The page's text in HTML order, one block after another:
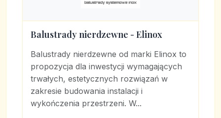
Balustrady nierdzewne - Elinox
Balustrady nierdzewne od marki Elinox to
propozycja dla inwestycji wymagających
trwałych, estetycznych rozwiązań w
zakresie budowania instalacji i
wykończenia przestrzeni. W...